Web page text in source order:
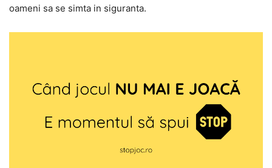
oameni sa se simta in siguranta.